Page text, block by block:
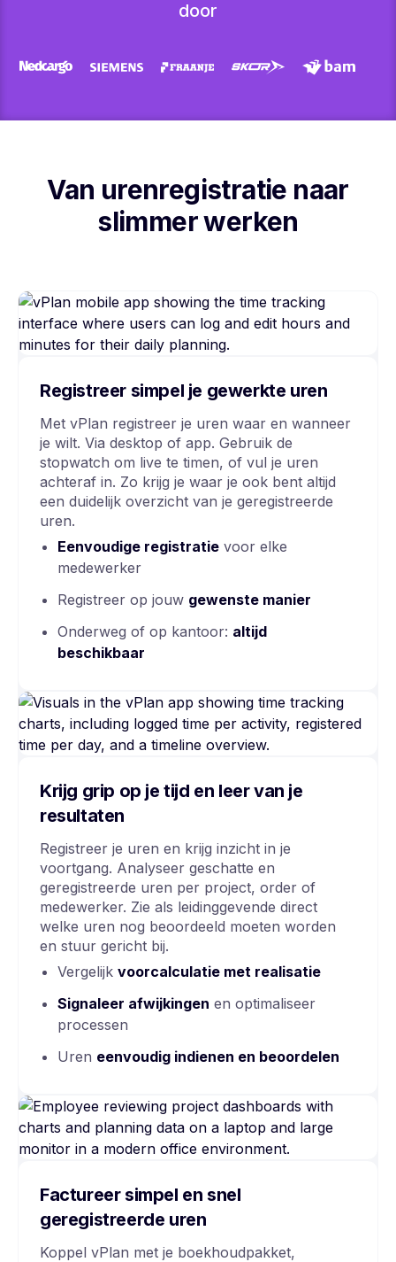
door
Van urenregistratie naar
slimmer werken
Registreer simpel je gewerkte uren
Met vPlan registreer je uren waar en wanneer
je wilt. Via desktop of app. Gebruik de
stopwatch om live te timen, of vul je uren
achteraf in. Zo krijg je waar je ook bent altijd
een duidelijk overzicht van je geregistreerde
uren.
Eenvoudige registratie voor elke
medewerker
Registreer op jouw gewenste manier
Onderweg of op kantoor: altijd
beschikbaar
Krijg grip op je tijd en leer van je
resultaten
Registreer je uren en krijg inzicht in je
voortgang. Analyseer geschatte en
geregistreerde uren per project, order of
medewerker. Zie als leidinggevende direct
welke uren nog beoordeeld moeten worden
en stuur gericht bij.
Vergelijk voorcalculatie met realisatie
Signaleer afwijkingen en optimaliseer
processen
Uren eenvoudig indienen en beoordelen
Factureer simpel en snel
geregistreerde uren
Koppel vPlan met je boekhoudpakket,